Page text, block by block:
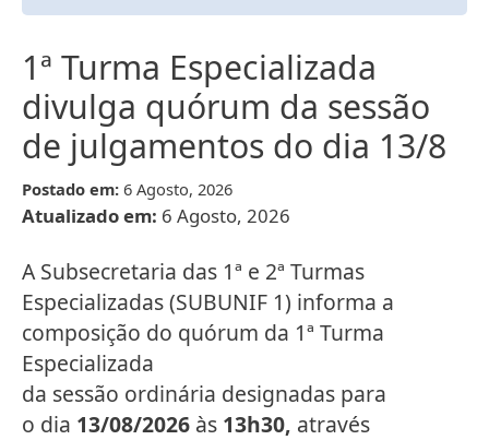
1ª Turma Especializada
divulga quórum da sessão
de julgamentos do dia 13/8
Postado em: 6 Agosto, 2026
Atualizado em: 6 Agosto, 2026
A Subsecretaria das 1ª e 2ª Turmas
Especializadas (SUBUNIF 1) informa a
composição do quórum da 1ª Turma
Especializada
da sessão ordinária designadas para
o dia 13/08/2026 às 13h30, através